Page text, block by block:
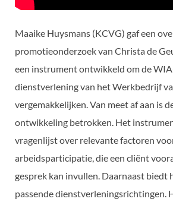
Maaike Huysmans (KCVG) gaf een
promotieonderzoek van Christa de
een instrument ontwikkeld om de
dienstverlening van het Werkbedrijf
vergemakkelijken. Van meet af aan is
ontwikkeling betrokken. Het
vragenlijst over relevante factoren
arbeidsparticipatie, die een cliënt
gesprek kan invullen. Daarnaast biedt
passende dienstverleningsrichtingen.